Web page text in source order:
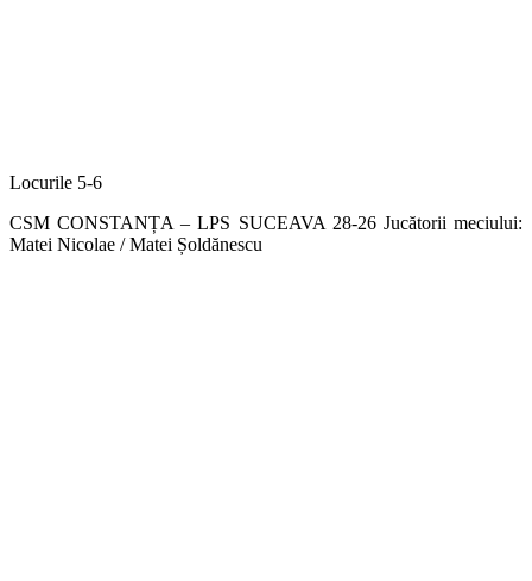
Locurile 5-6
CSM CONSTANȚA – LPS SUCEAVA 28-26 Jucătorii meciului:
Matei Nicolae / Matei Șoldănescu